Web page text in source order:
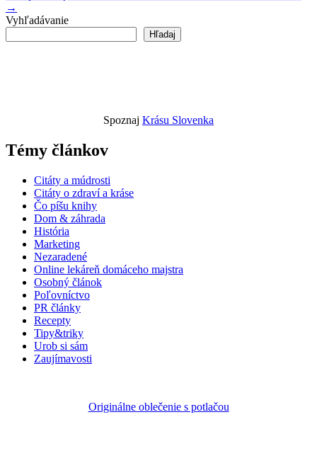
v
článku
→
Vyhľadávanie
Hľadaj
Spoznaj Krásu Slovenka
Témy článkov
Citáty a múdrosti
Citáty o zdraví a kráse
Čo píšu knihy
Dom & záhrada
História
Marketing
Nezaradené
Online lekáreň domáceho majstra
Osobný článok
Poľovníctvo
PR články
Recepty
Tipy&triky
Urob si sám
Zaujímavosti
Originálne oblečenie s potlačou